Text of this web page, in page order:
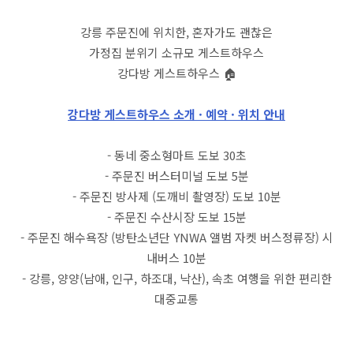
강릉 주문진에 위치한, 혼자가도 괜찮은
가정집 분위기 소규모 게스트하우스
강다방 게스트하우스 🏠
강다방 게스트하우스 소개 · 예약 · 위치 안내
- 동네 중소형마트 도보 30초
- 주문진 버스터미널 도보 5분
- 주문진 방사제 (도깨비 촬영장) 도보 10분
- 주문진 수산시장 도보 15분
- 주문진 해수욕장 (방탄소년단 YNWA 앨범 자켓 버스정류장) 시
내버스 10분
- 강릉, 양양(남애, 인구, 하조대, 낙산), 속초 여행을 위한 편리한
대중교통